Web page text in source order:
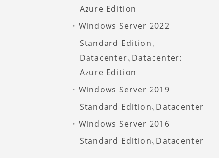
Azure Edition
Windows Server 2022
Standard Edition、
Datacenter、Datacenter:
Azure Edition
Windows Server 2019
Standard Edition、Datacenter
Windows Server 2016
Standard Edition、Datacenter